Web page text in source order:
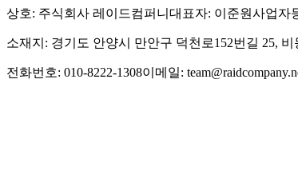
상호: 주식회사 레이드컴퍼니 대표자: 이준원사업자
소재지: 경기도 안양시 만안구 덕천로152번길 25,
전화번호: 010-8222-1308이메일: